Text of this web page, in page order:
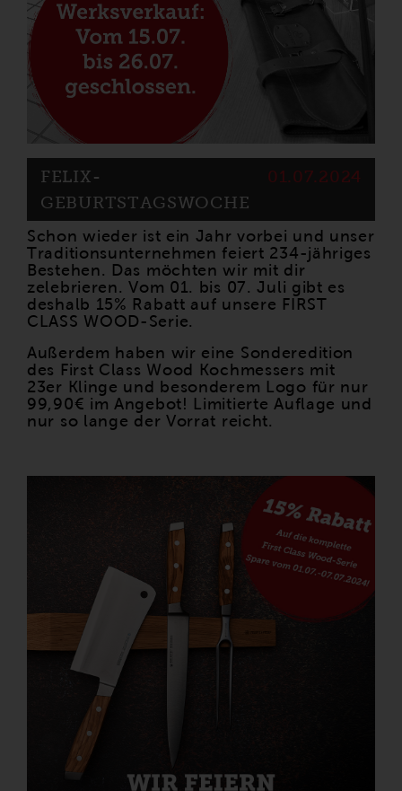
01.07.2024
FELIX-
GEBURTSTAGSWOCHE
Schon wieder ist ein Jahr vorbei und unser
Traditionsunternehmen feiert 234-jähriges
Bestehen. Das möchten wir mit dir
zelebrieren. Vom 01. bis 07. Juli gibt es
deshalb 15% Rabatt auf unsere FIRST
CLASS WOOD-Serie.
Außerdem haben wir eine Sonderedition
des First Class Wood Kochmessers mit
23er Klinge und besonderem Logo für nur
99,90€ im Angebot! Limitierte Auflage und
nur so lange der Vorrat reicht.